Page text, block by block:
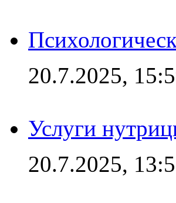
20.7.2025,
Услуги
20.7.2025,